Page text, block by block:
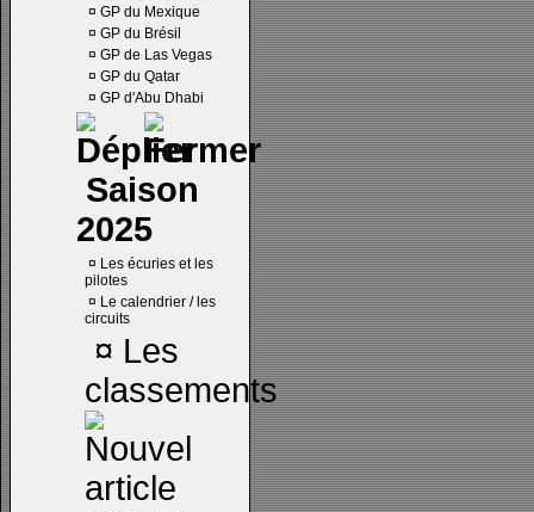
¤ GP du Mexique
¤ GP du Brésil
¤ GP de Las Vegas
¤ GP du Qatar
¤ GP d'Abu Dhabi
Saison
2025
¤ Les écuries et les
pilotes
¤ Le calendrier / les
circuits
¤ Les
classements